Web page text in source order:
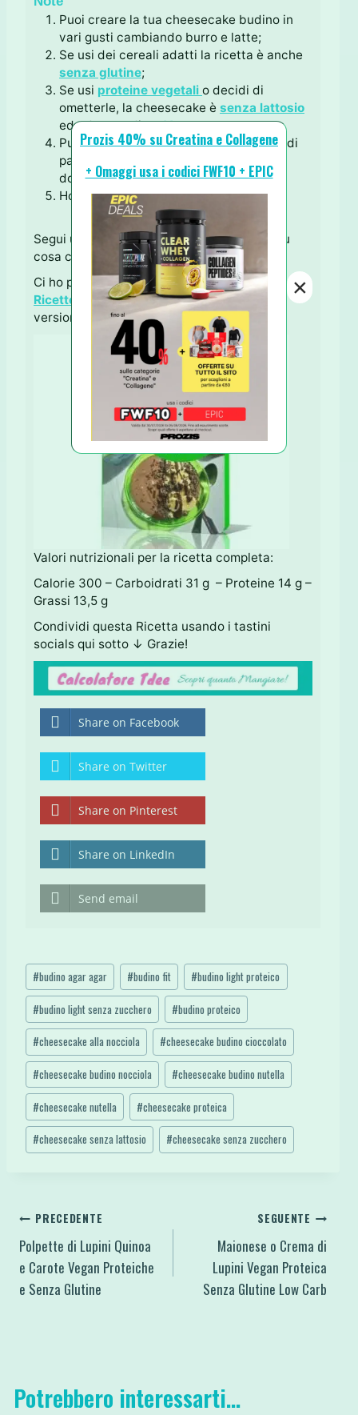
Puoi creare la tua cheesecake budino in
vari gusti cambiando burro e latte;
Se usi dei cereali adatti la ricetta è anche
senza glutine;
Se usi proteine vegetali o decidi di
ometterle, la cheesecake è senza lattosio
ed adatta a dietaVegan;
Puoi omettere le proteine aumentando di
pari peso il
dolcificante preferito q.b;
Ho usato illatte alla nocciola di alpro
Segui una Dieta Proteicama non hai idee su
cosa cucinare?
Ci ho pensato io per Te ♥ con l'ebook"Le
Ricette Proteiche"(disponibile anche in
versione cartacea).
Valori nutrizionali per la ricetta completa:
Calorie 300 – Carboidrati 31 g – Proteine 14 g –
Grassi 13,5 g
Condividi questa Ricetta usando i tastini
socials qui sotto ↓ Grazie!
Share on Facebook
Share on Twitter
Share on Pinterest
Share on LinkedIn
Send email
Tag
articolo:
#budino agar agar #budino fit #budino light proteico
#budino light senza zucchero #budino proteico
#cheesecake alla nocciola #cheesecake budino cioccolato
#cheesecake budino nocciola #cheesecake budino nutella
#cheesecake nutella #cheesecake proteica
#cheesecake senza lattosio #cheesecake senza zucchero
Navigazione
articoli
PRECEDENTE
Polpette di Lupini Quinoa
e Carote Vegan Proteiche
e Senza Glutine
SEGUENTE
Maionese o Crema di
Lupini Vegan Proteica
Senza Glutine Low Carb
Potrebbero interessarti...
Prozis 40% su Creatina e Collagene
+ Omaggi usa i codici FWF10 + EPIC
×